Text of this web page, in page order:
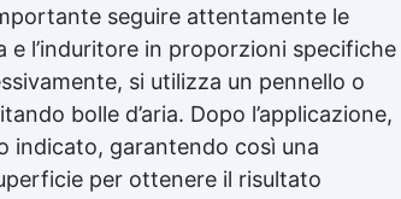
seguire attentamente le
l’induritore in proporzioni specifiche
si utilizza un pennello o
bolle d’aria. Dopo l’applicazione,
indicato, garantendo così una
per ottenere il risultato